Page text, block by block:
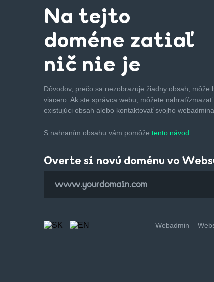
Na tejto
doméne zatiaľ
nič nie je
Dôvodov, prečo sa nezobrazuje žiadny obsah, môže
viacero. Ak ste správca webu, môžete nahrať/zmazať
existujúci obsah alebo kontaktovať svojho webadmina.
S nahraním obsahu vám pomôže tento návod.
Overte si novú doménu vo
Webadmin